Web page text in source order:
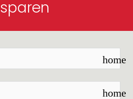
sparen
home
home